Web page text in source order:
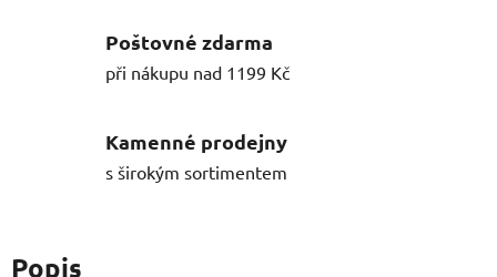
Poštovné zdarma
při nákupu nad 1199 Kč
Kamenné prodejny
s širokým sortimentem
Popis